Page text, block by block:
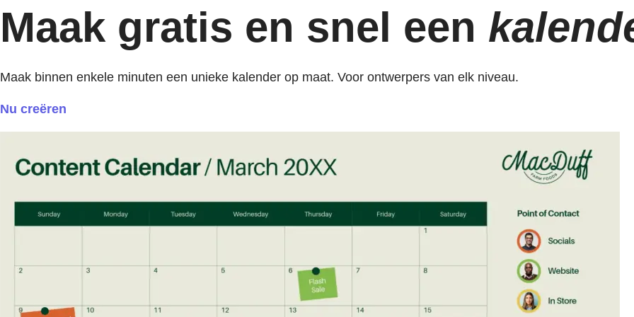
Maak gratis en snel een
Maak binnen enkele minuten een unieke kalender op maat. Voor ontwerpers van elk niveau.
Nu creëren